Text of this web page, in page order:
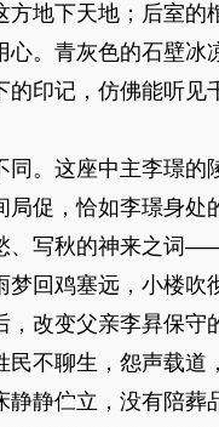
地下天地；后室
。青灰色的石壁
印记，仿佛能听
这座中主李璟的
促，恰如李璟身
写秋的神来之词
回鸡塞远，小楼吹
改变父亲李昪保
不聊生，怨声载
静伫立，没有陪